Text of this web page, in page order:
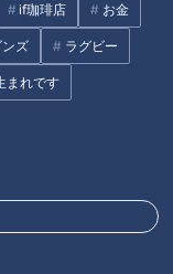
if珈琲店 お金
ンズ ラグビー
まれです